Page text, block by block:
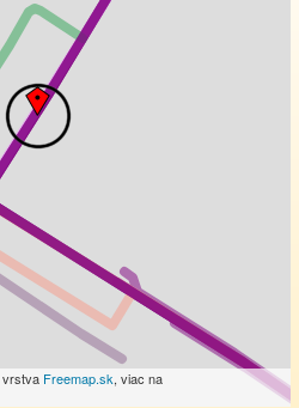
vrstva Freemap.sk, viac na